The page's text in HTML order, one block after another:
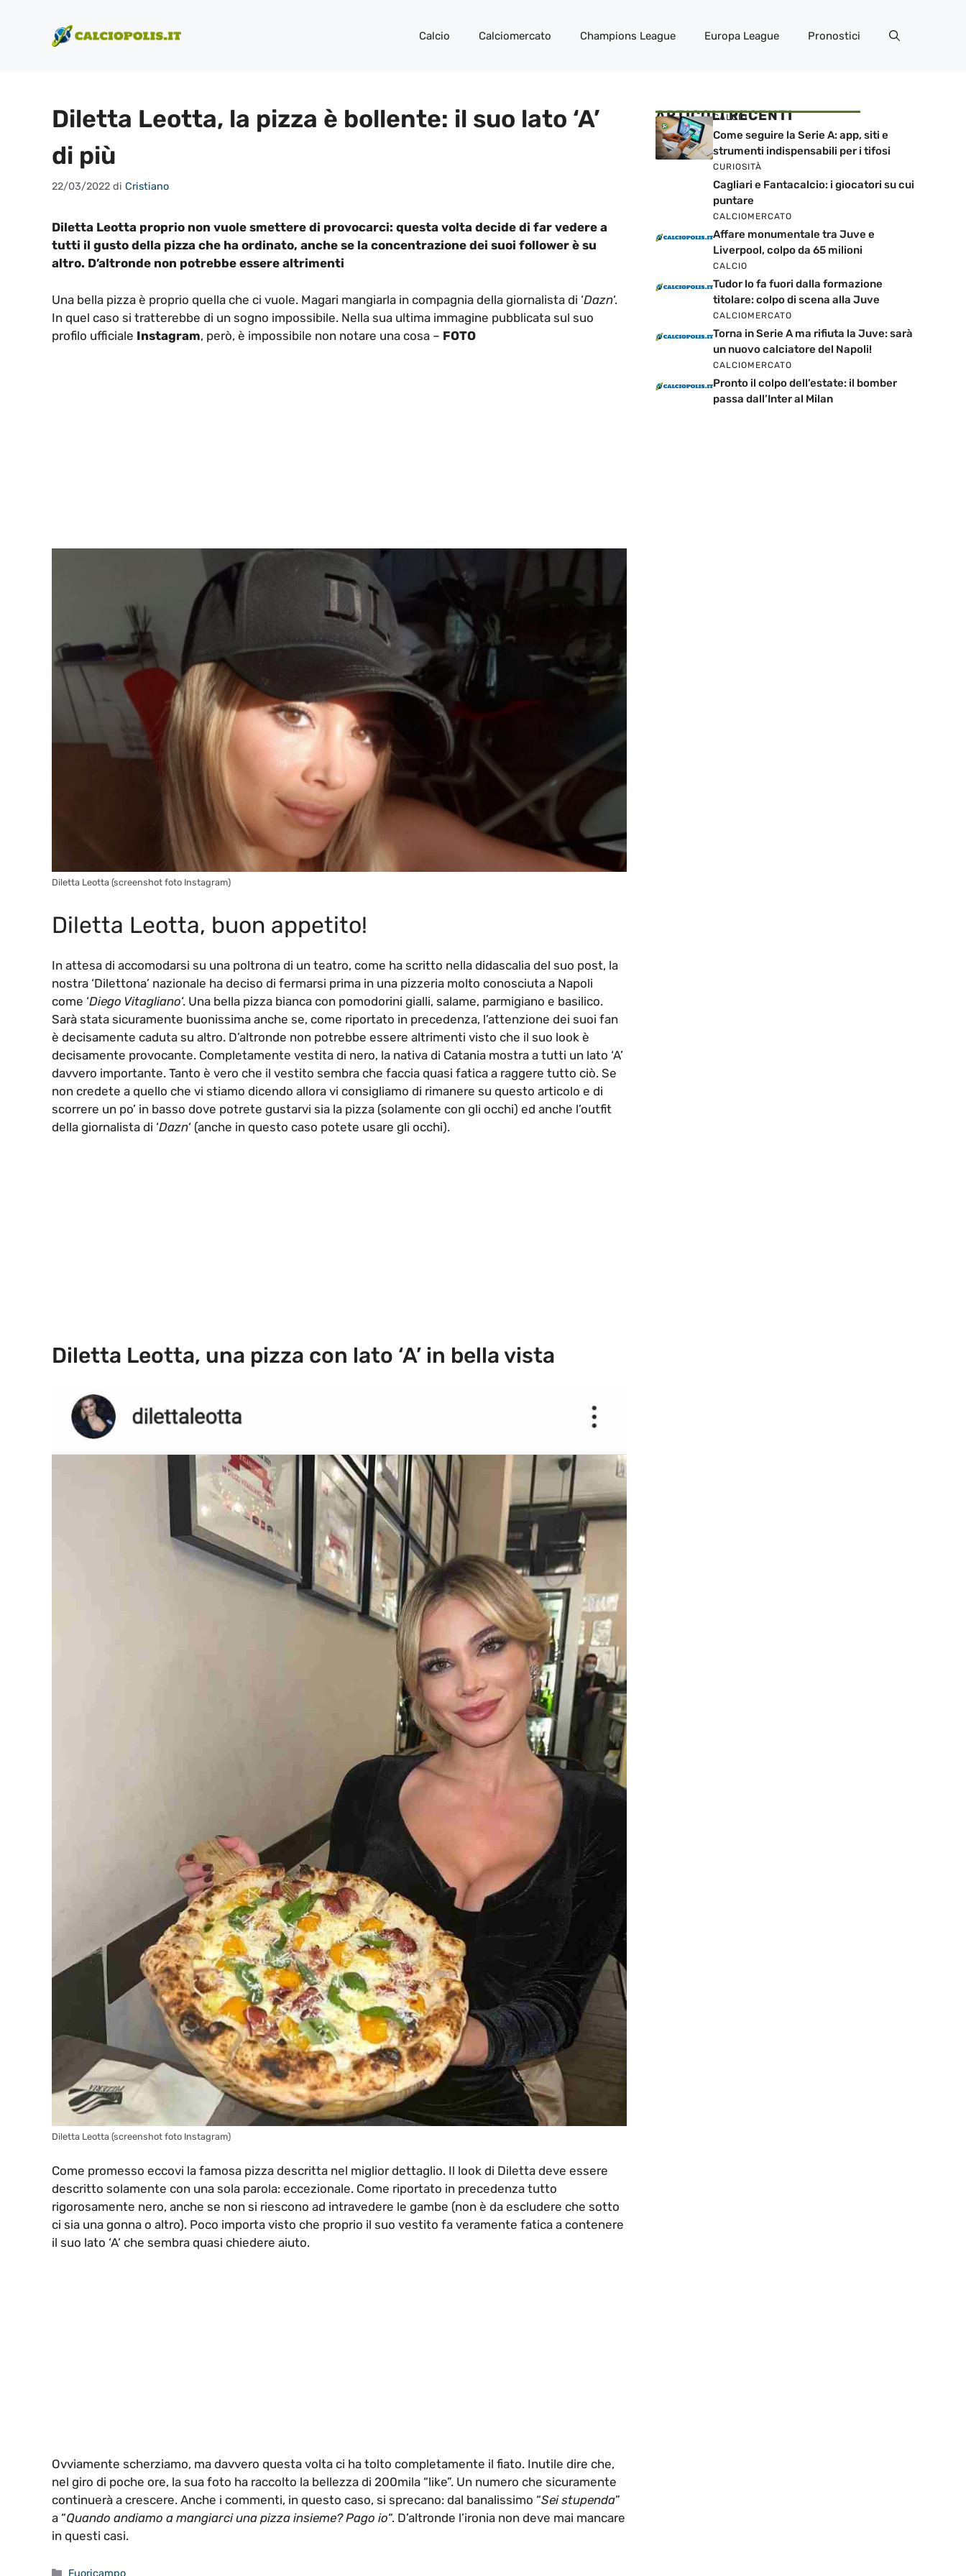
contenuto
Calcio Calciomercato Champions League Europa League Pronostici
Diletta Leotta, la pizza è bollente: il suo lato ‘A’
di più
22/03/2022 di Cristiano
Diletta Leotta proprio non vuole smettere di provocarci: questa volta decide di far vedere a
tutti il gusto della pizza che ha ordinato, anche se la concentrazione dei suoi follower è su
altro. D’altronde non potrebbe essere altrimenti
Una bella pizza è proprio quella che ci vuole. Magari mangiarla in compagnia della giornalista di ‘Dazn‘.
In quel caso si tratterebbe di un sogno impossibile. Nella sua ultima immagine pubblicata sul suo
profilo ufficiale Instagram, però, è impossibile non notare una cosa – FOTO
Diletta Leotta (screenshot foto Instagram)
Diletta Leotta, buon appetito!
In attesa di accomodarsi su una poltrona di un teatro, come ha scritto nella didascalia del suo post, la
nostra ‘Dilettona’ nazionale ha deciso di fermarsi prima in una pizzeria molto conosciuta a Napoli
come ‘Diego Vitagliano‘. Una bella pizza bianca con pomodorini gialli, salame, parmigiano e basilico.
Sarà stata sicuramente buonissima anche se, come riportato in precedenza, l’attenzione dei suoi fan
è decisamente caduta su altro. D’altronde non potrebbe essere altrimenti visto che il suo look è
decisamente provocante. Completamente vestita di nero, la nativa di Catania mostra a tutti un lato ‘A’
davvero importante. Tanto è vero che il vestito sembra che faccia quasi fatica a raggere tutto ciò. Se
non credete a quello che vi stiamo dicendo allora vi consigliamo di rimanere su questo articolo e di
scorrere un po’ in basso dove potrete gustarvi sia la pizza (solamente con gli occhi) ed anche l’outfit
della giornalista di ‘Dazn‘ (anche in questo caso potete usare gli occhi).
Diletta Leotta, una pizza con lato ‘A’ in bella vista
Diletta Leotta (screenshot foto Instagram)
Come promesso eccovi la famosa pizza descritta nel miglior dettaglio. Il look di Diletta deve essere
descritto solamente con una sola parola: eccezionale. Come riportato in precedenza tutto
rigorosamente nero, anche se non si riescono ad intravedere le gambe (non è da escludere che sotto
ci sia una gonna o altro). Poco importa visto che proprio il suo vestito fa veramente fatica a contenere
il suo lato ‘A’ che sembra quasi chiedere aiuto.
Ovviamente scherziamo, ma davvero questa volta ci ha tolto completamente il fiato. Inutile dire che,
nel giro di poche ore, la sua foto ha raccolto la bellezza di 200mila “like”. Un numero che sicuramente
continuerà a crescere. Anche i commenti, in questo caso, si sprecano: dal banalissimo “Sei stupenda”
a “Quando andiamo a mangiarci una pizza insieme? Pago io“. D’altronde l’ironia non deve mai mancare
in questi casi.
Categorie
Fuoricampo
ARTICOLI RECENTI
CALCIO
Come seguire la Serie A: app, siti e
strumenti indispensabili per i tifosi
CURIOSITÀ
Cagliari e Fantacalcio: i giocatori su cui
puntare
CALCIOMERCATO
Affare monumentale tra Juve e
Liverpool, colpo da 65 milioni
CALCIO
Tudor lo fa fuori dalla formazione
titolare: colpo di scena alla Juve
CALCIOMERCATO
Torna in Serie A ma rifiuta la Juve: sarà
un nuovo calciatore del Napoli!
CALCIOMERCATO
Pronto il colpo dell’estate: il bomber
passa dall’Inter al Milan